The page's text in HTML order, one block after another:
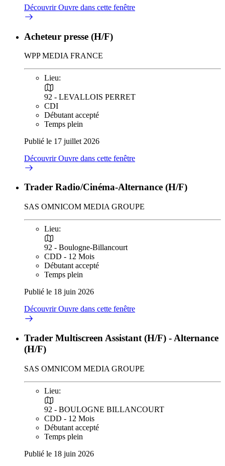
DécouvrirOuvre dans cette fenêtre
Acheteur presse (H/F)
WPP MEDIA FRANCE
Lieu:
92 - LEVALLOIS PERRET
CDI
Débutant accepté
Temps plein
Publié le 17 juillet 2026
DécouvrirOuvre dans cette fenêtre
Trader Radio/Cinéma-Alternance (H/F)
SAS OMNICOM MEDIA GROUPE
Lieu:
92 - Boulogne-Billancourt
CDD - 12 Mois
Débutant accepté
Temps plein
Publié le 18 juin 2026
DécouvrirOuvre dans cette fenêtre
Trader Multiscreen Assistant (H/F) - Alternance
(H/F)
SAS OMNICOM MEDIA GROUPE
Lieu:
92 - BOULOGNE BILLANCOURT
CDD - 12 Mois
Débutant accepté
Temps plein
Publié le 18 juin 2026